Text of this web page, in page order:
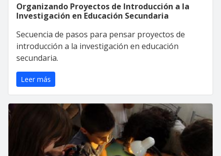
Organizando Proyectos de Introducción a la
Investigación en Educación Secundaria
Secuencia de pasos para pensar proyectos de
introducción a la investigación en educación
secundaria.
Leer más